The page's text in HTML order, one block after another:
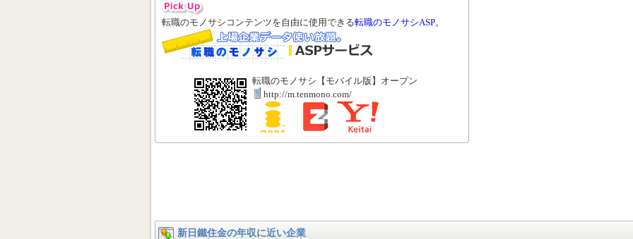
転職のモノサシコンテンツを自由に使用できる転職のモノサシASP。
転職のモノサシ【モバイル版】オープン
http://m.tenmono.com/
新日鐵住金の年収に近い企業